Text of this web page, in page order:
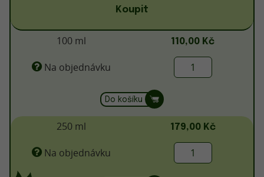
Koupit
100 ml 110,00 Kč
Na objednávku
Do košíku
250 ml 179,00 Kč
Na objednávku